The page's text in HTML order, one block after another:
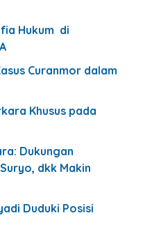
Hukum di
Curanmor dalam
Khusus pada
Dukungan
dkk Makin
Duduki Posisi